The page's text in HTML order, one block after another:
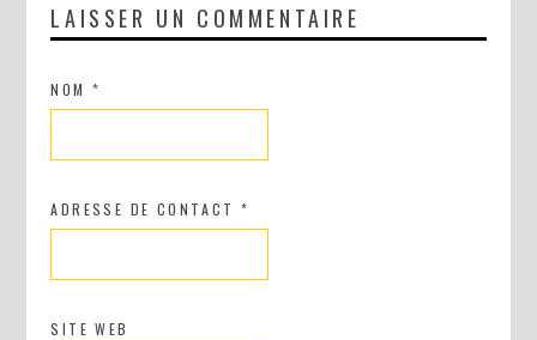
LAISSER UN COMMENTAIRE
NOM*
ADRESSE DE CONTACT*
SITE WEB